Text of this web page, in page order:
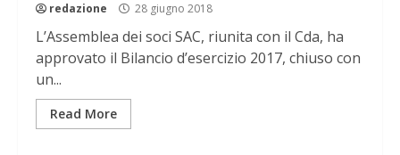
redazione 28 giugno 2018
L’Assemblea dei soci SAC, riunita con il Cda, ha
approvato il Bilancio d’esercizio 2017, chiuso con
un...
Read More